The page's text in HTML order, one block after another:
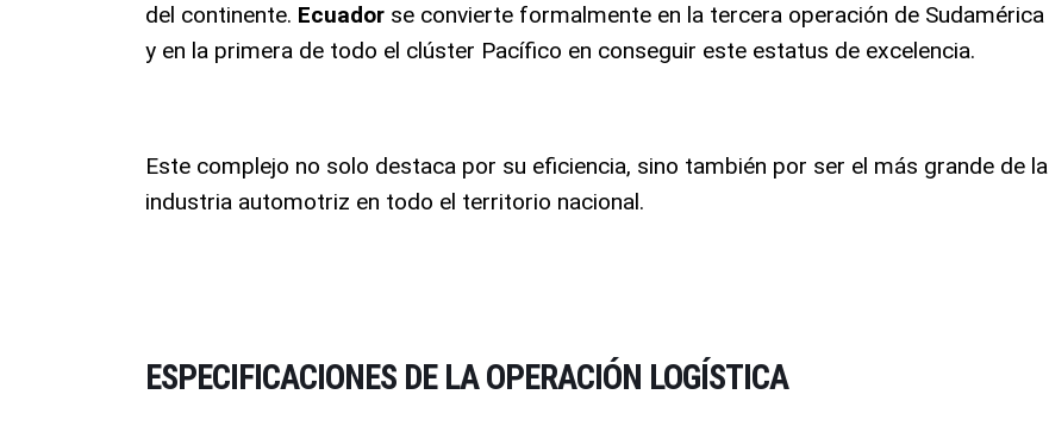
del continente. Ecuador se convierte formalmente en la tercera operación de Sudamérica
y en la primera de todo el clúster Pacífico en conseguir este estatus de excelencia.
Este complejo no solo destaca por su eficiencia, sino también por ser el más grande de la
industria automotriz en todo el territorio nacional.
ESPECIFICACIONES DE LA OPERACIÓN LOGÍSTICA